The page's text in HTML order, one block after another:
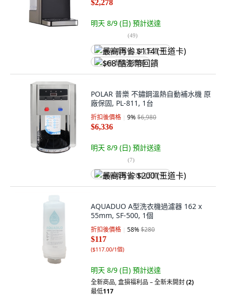
$2,278
明天 8/9 (日) 預計送達
(49)
最高再省 $114 (王道卡)
$68 酷澎幣回饋
POLAR 普樂 不鏽鋼溫熱自動補水機 原
廠保固, PL-811, 1台
折扣後價格 9%$6,980
$6,336
明天 8/9 (日) 預計送達
(7)
最高再省 $200 (王道卡)
AQUADUO A型洗衣機過濾器 162 x
55mm, SF-500, 1個
折扣後價格 58%$280
$117
($117.00/1個)
明天 8/9 (日) 預計送達
全新商品,盒損福利品 – 全新未開封(2)
最低117